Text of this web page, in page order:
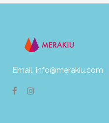
Email: info@merakiu.com